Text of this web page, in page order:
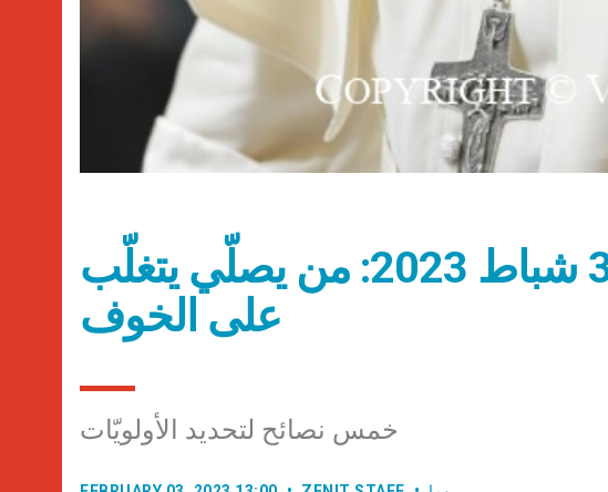
عناوين نشرة الجمعة 3 شباط 2023: من يصلّي يتغلّب
على الخوف
خمس نصائح لتحديد الأولويّات